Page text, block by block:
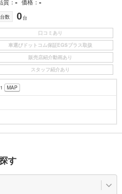
数 0台
口コミあり
車選びドットコム保証EGSプラス取扱
販売店紹介動画あり
スタッフ紹介あり
MAP
す